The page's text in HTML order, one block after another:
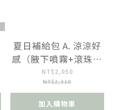
夏日補給包 A. 涼涼好
感（腋下噴霧+滾珠精
油+髮香水+口腔噴霧3
入）
NT$2,050
NT$2,310
加入購物車